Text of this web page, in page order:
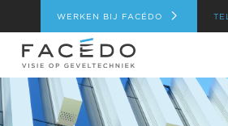
WERKEN BIJ FACÉDO